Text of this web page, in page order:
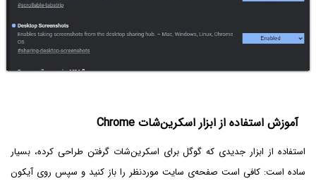
آموزش استفاده از ابزار اسکرین‌شات Chrome
استفاده از ابزار جدیدی که گوگل برای اسکرین‌شات گرفتن طراحی کرده، بسیار
ساده است: کافی است صفحه‌ی سایت موردنظر را باز کنید و سپس روی آیکون